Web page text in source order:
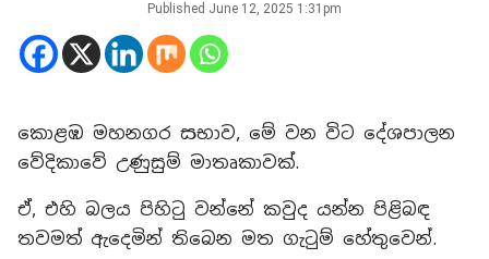
Published June 12, 2025 1:31pm
කොළඹ මහනගර සභාව, මේ වන විට දේශපාලන
වේදිකාවේ උණුසුම් මාතෘකාවක්.
ඒ, එහි බලය පිහිටු වන්නේ කවුද යන්න පිළිබඳ
තවමත් ඇදෙමින් තිබෙන මත ගැටුම් හේතුවෙන්.